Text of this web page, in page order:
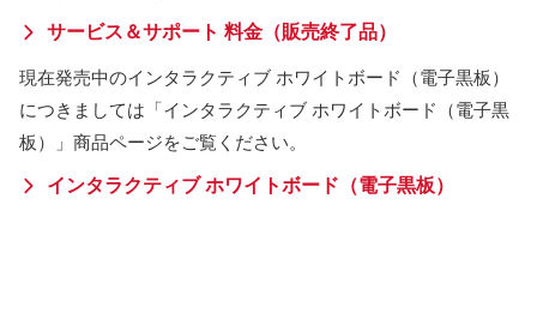
サービス＆サポート 料金（販売終了品）
現在発売中のインタラクティブ ホワイトボード（電子黒板）
につきましては「インタラクティブ ホワイトボード（電子黒
板）」商品ページをご覧ください。
インタラクティブ ホワイトボード（電子黒板）